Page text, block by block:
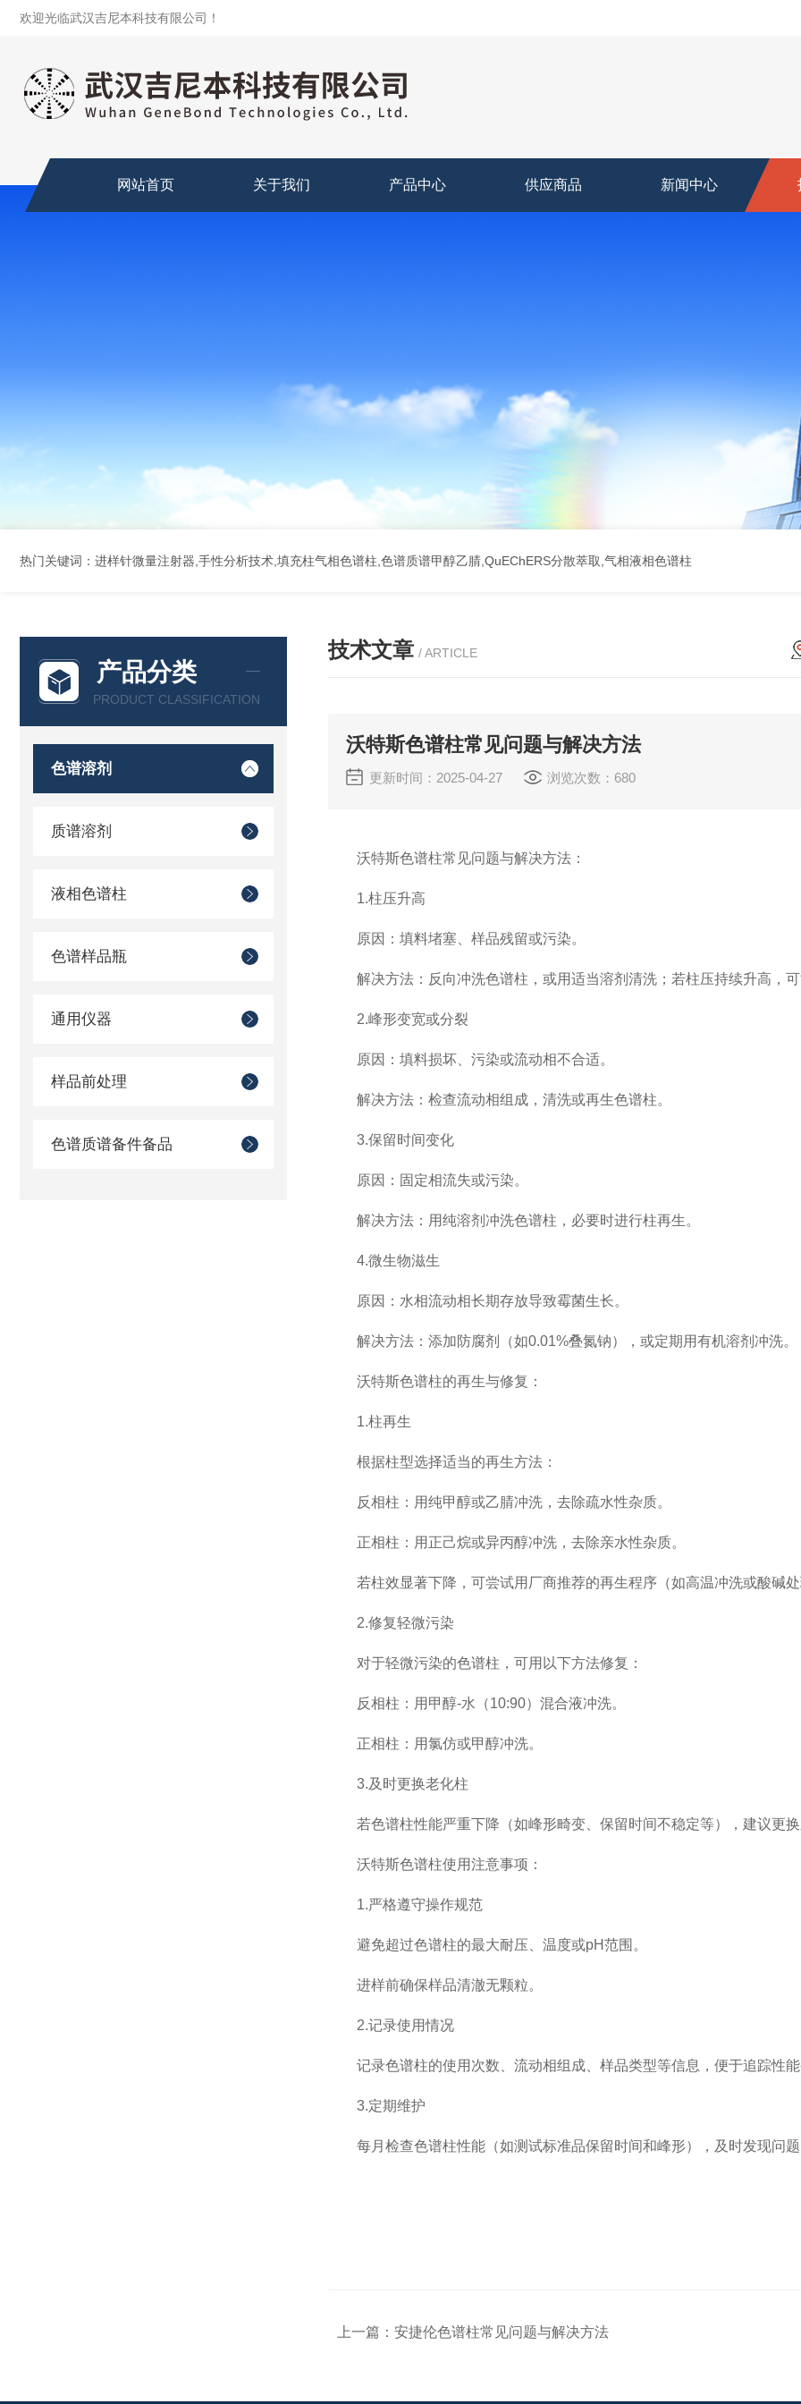
欢迎光临武汉吉尼本科技有限公司！
网站首页 关于我们 产品中心 供应商品 新闻中心
热门关键词：进样针微量注射器,手性分析技术,填充柱气相色谱柱,色谱质谱甲醇乙腈,QuEChERS分散萃取,气相液相色谱柱
产品分类
PRODUCT CLASSIFICATION
色谱溶剂
质谱溶剂
液相色谱柱
色谱样品瓶
通用仪器
样品前处理
色谱质谱备件备品
技术文章 / ARTICLE
沃特斯色谱柱常见问题与解决方法
更新时间：2025-04-27 浏览次数：680
沃特斯色谱柱常见问题与解决方法：
1.柱压升高
原因：填料堵塞、样品残留或污染。
解决方法：反向冲洗色谱柱，或用适当溶剂清洗；若柱压持续升高，可
2.峰形变宽或分裂
原因：填料损坏、污染或流动相不合适。
解决方法：检查流动相组成，清洗或再生色谱柱。
3.保留时间变化
原因：固定相流失或污染。
解决方法：用纯溶剂冲洗色谱柱，必要时进行柱再生。
4.微生物滋生
原因：水相流动相长期存放导致霉菌生长。
解决方法：添加防腐剂（如0.01%叠氮钠），或定期用有机溶剂冲洗。
沃特斯色谱柱的再生与修复：
1.柱再生
根据柱型选择适当的再生方法：
反相柱：用纯甲醇或乙腈冲洗，去除疏水性杂质。
正相柱：用正己烷或异丙醇冲洗，去除亲水性杂质。
若柱效显著下降，可尝试用厂商推荐的再生程序（如高温冲洗或酸碱
2.修复轻微污染
对于轻微污染的色谱柱，可用以下方法修复：
反相柱：用甲醇-水（10:90）混合液冲洗。
正相柱：用氯仿或甲醇冲洗。
3.及时更换老化柱
若色谱柱性能严重下降（如峰形畸变、保留时间不稳定等），建议更换
沃特斯色谱柱使用注意事项：
1.严格遵守操作规范
避免超过色谱柱的最大耐压、温度或pH范围。
进样前确保样品清澈无颗粒。
2.记录使用情况
记录色谱柱的使用次数、流动相组成、样品类型等信息，便于追踪性
3.定期维护
每月检查色谱柱性能（如测试标准品保留时间和峰形），及时发现问
上一篇： 安捷伦色谱柱常见问题与解决方法